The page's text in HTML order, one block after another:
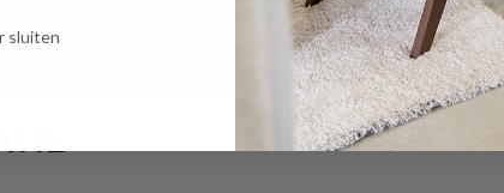
sluiten